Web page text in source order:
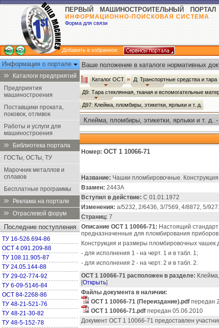
ПЕРВЫЙ МАШИНОСТРОИТЕЛЬНЫЙ ПОРТАЛ
ИНФОРМАЦИОННО-ПОИСКОВАЯ СИСТЕМА
Форма для связи
Добавить в избранное
Информация о портале
Каталоги предприятий
Предприятия
машиностроения
Поставщики проката,
поковок, отливок
Работы и услуги для
машиностроения
Библиотека портала
ГОСТы, ОСТы, ТУ
Марочник металлов и
сплавов
Бесплатные программы
Реклама на портале
Отраслевой форум
Последние поступления
ТУ 16-526.694-86
ОСТ 4.091.209-88
ТУ 108.11.905-87
ТУ 24.05.144-88
ТУ 29-02-774-92
ТУ 6-09-5146-84
ОСТ 84-2268-86
ТУ 48-21-521-76
ТУ 48-21-30-82
ТУ 48-5-152-78
Ваше положение в каталоге нормативных
Каталог ОСТ Д: Транспортные средства и тара
Д9: Тара стеклянная, тканая и вспомогательные
Д97: Клейма, пломбиры, этикетки, ярлыки и т. д.
Клейма, пломбиры, этикетки, ярлыки и т. д.
Номер: ОСТ 1 10066-71
Название: Чашки пломбировочные.
Взамен: 2443А
Вступил в действие: С 01.01.1972
Изменения: а/5232, 2/6436, 3/7569, 4/8872, 5/
Страниц: 7
Описание ОСТ 1 10066-71: Настоящий
предназначенные для пломбирования
Конструкция и размеры пломбировочных чашек
- для исполнения 1 - на черт. 1 и в табл. 1;
- для исполнения 2 - на черт. 2 и в табл. 2.
ОСТ 1 10066-71 расположен в разделе:
[Открыть]
Файлы документа в наличии:
ОСТ 1 10066-71 (Переиздание).pdf передан
ОСТ 1 10066-71.pdf передан 05.06.2010
Документ ОСТ 1 10066-71 предоставлен